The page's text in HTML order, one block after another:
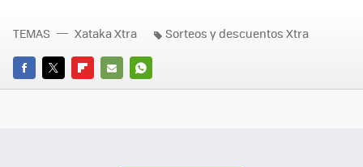
FACEBOOK
TWITTERFLIPBOARD
E-
WHATSAPP
TEMAS Xataka Xtra Sorteos y descuentos Xtra